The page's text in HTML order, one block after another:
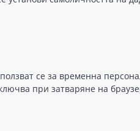
се за временна
при затваряне на